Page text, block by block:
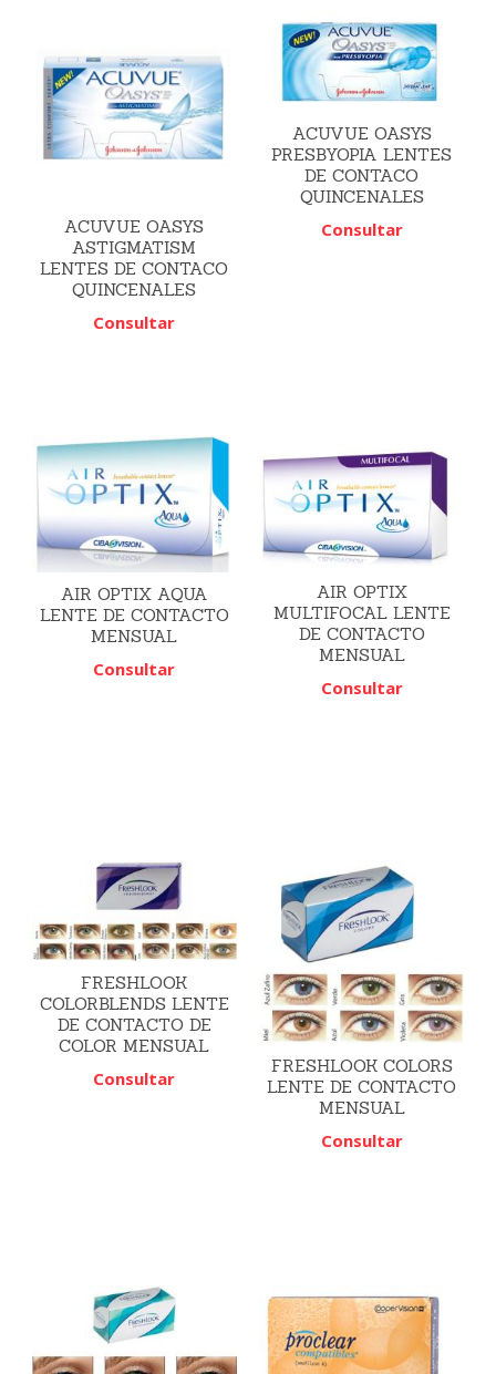
ACUVUE OASYS
ASTIGMATISM
LENTES DE CONTACO
QUINCENALES
Consultar
ACUVUE OASYS
PRESBYOPIA LENTES
DE CONTACO
QUINCENALES
Consultar
AIR OPTIX AQUA
LENTE DE CONTACTO
MENSUAL
Consultar
AIR OPTIX
MULTIFOCAL LENTE
DE CONTACTO
MENSUAL
Consultar
FRESHLOOK
COLORBLENDS LENTE
DE CONTACTO DE
COLOR MENSUAL
Consultar
FRESHLOOK COLORS
LENTE DE CONTACTO
MENSUAL
Consultar